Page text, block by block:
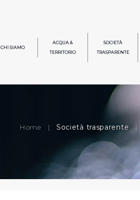
CHI SIAMO
ACQUA &
TERRITORIO
SOCIETÀ
TRASPARENTE
Home | Società trasparente |